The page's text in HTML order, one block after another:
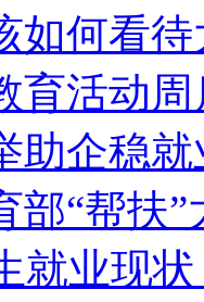
如何看
育活动
助企稳就
部“帮扶
就业现